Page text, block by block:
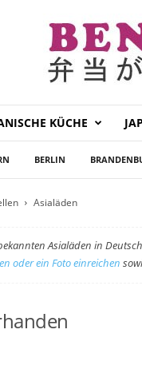
KÜCHE
BERLIN
Asialäden
Asialäden in
oder ein Foto einreichen